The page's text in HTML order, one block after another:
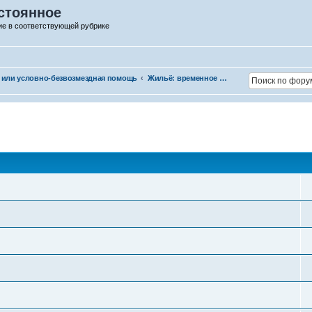
в соответствующей рубрике
или условно-безвозмездная помощь Жильё: временное и постоянное